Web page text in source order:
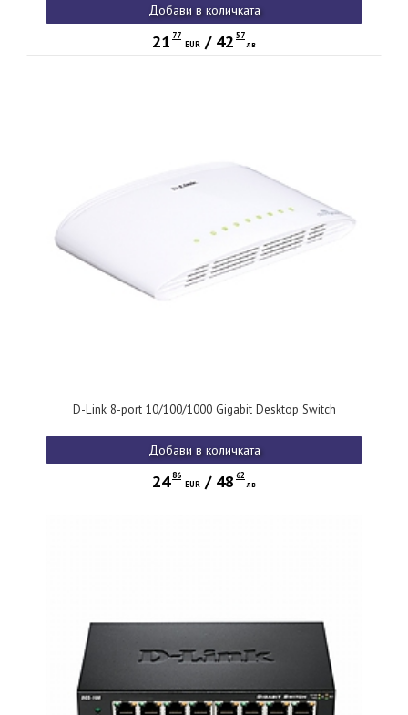
Добави в количката
21 77
EUR / 42 57
лв
D-Link 8-port 10/100/1000 Gigabit Desktop Switch
Добави в количката
2486
EUR / 48 62
лв